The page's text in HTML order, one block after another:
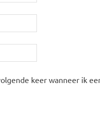
keer wanneer ik